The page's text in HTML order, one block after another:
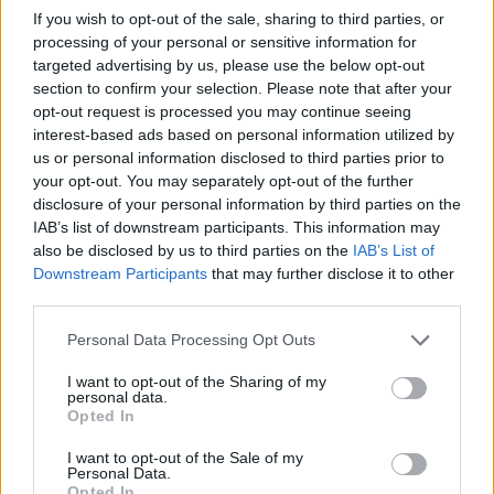
If you wish to opt-out of the sale, sharing to third parties, or
processing of your personal or sensitive information for
targeted advertising by us, please use the below opt-out
section to confirm your selection. Please note that after your
opt-out request is processed you may continue seeing
interest-based ads based on personal information utilized by
us or personal information disclosed to third parties prior to
your opt-out. You may separately opt-out of the further
disclosure of your personal information by third parties on the
IAB’s list of downstream participants. This information may
also be disclosed by us to third parties on the IAB’s List of
Downstream Participants that may further disclose it to other
Personal Data Processing Opt Outs
I want to opt-out of the Sharing of my
personal data.
Opted In
I want to opt-out of the Sale of my
Personal Data.
buona idea e senza creatività, anche gli strumenti più
avanzati servono a poco».
Molti temono che l’intelligenza artificiale possa
sostituire la creatività umana. Cosa ne pensate?
«È una domanda che ci viene posta spesso. Parto da
un dato concreto: per noi l’AI non ha tolto lavoro, anzi
ne ha creato. Crediamo che non possa sostituire la
creatività, ma soltanto amplificarla. Dietro ogni
progetto ci sono sempre persone che prendono
da una visione umana. La tecnologia entra in gioco
successivamente, attraverso pipeline che sviluppiamo
e aggiorniamo continuamente, ma ciò che viene
generato non rappresenta mai il prodotto finale. Il
materiale viene selezionato, montato, diretto e
interpretato. La differenza non la fa lo strumento, ma